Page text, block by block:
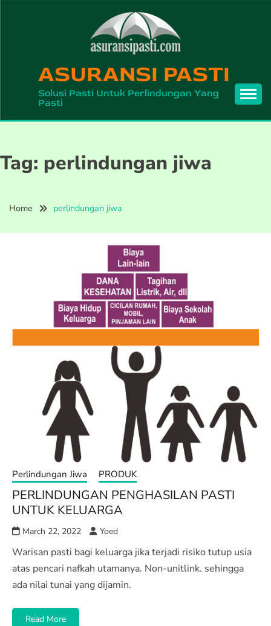
ASURANSI PASTI
Solusi Pasti Untuk Perlindungan Yang
Pasti
Tag: perlindungan jiwa
Home perlindungan jiwa
Perlindungan Jiwa PRODUK
PERLINDUNGAN PENGHASILAN PASTI
UNTUK KELUARGA
March 22, 2022 Yoed
Warisan pasti bagi keluarga jika terjadi risiko tutup usia
atas pencari nafkah utamanya. Non-unitlink. sehingga
ada nilai tunai yang dijamin.
Read More